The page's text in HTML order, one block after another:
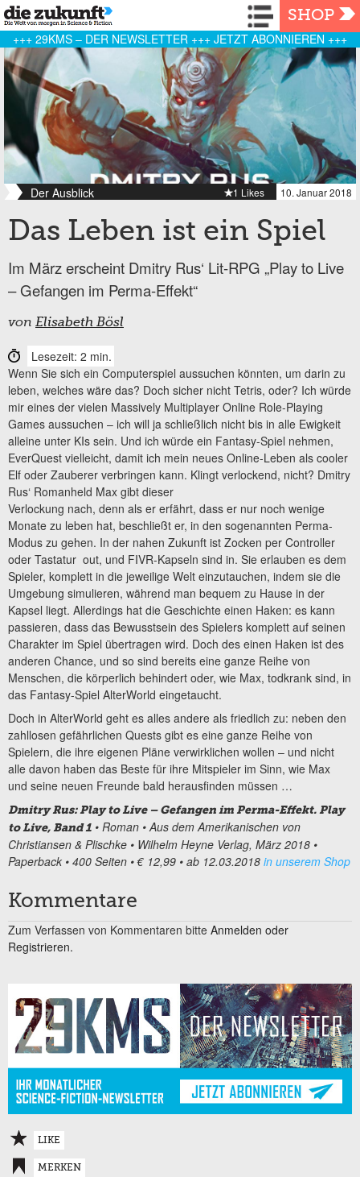
Navigation
SHOP
+++ 29KMS – DER NEWSLETTER +++ JETZT ABONNIEREN +++
Der Ausblick 10. Januar 2018
1 Likes
Das Leben ist ein Spiel
Im März erscheint Dmitry Rus‘ Lit-RPG „Play to Live
– Gefangen im Perma-Effekt“
von Elisabeth Bösl
Lesezeit: 2 min.
Wenn Sie sich ein Computerspiel aussuchen könnten, um darin zu
leben, welches wäre das? Doch sicher nicht Tetris, oder? Ich würde
mir eines der vielen Massively Multiplayer Online Role-Playing
Games aussuchen – ich will ja schließlich nicht bis in alle Ewigkeit
alleine unter KIs sein. Und ich würde ein Fantasy-Spiel nehmen,
EverQuest vielleicht, damit ich mein neues Online-Leben als cooler
Elf oder Zauberer verbringen kann. Klingt verlockend, nicht? Dmitry
Rus‘ Romanheld Max gibt dieser
Verlockung nach, denn als er erfährt, dass er nur noch wenige
Monate zu leben hat, beschließt er, in den sogenannten Perma-
Modus zu gehen. In der nahen Zukunft ist Zocken per Controller
oder Tastatur out, und FIVR-Kapseln sind in. Sie erlauben es dem
Spieler, komplett in die jeweilige Welt einzutauchen, indem sie die
Umgebung simulieren, während man bequem zu Hause in der
Kapsel liegt. Allerdings hat die Geschichte einen Haken: es kann
passieren, dass das Bewusstsein des Spielers komplett auf seinen
Charakter im Spiel übertragen wird. Doch des einen Haken ist des
anderen Chance, und so sind bereits eine ganze Reihe von
Menschen, die körperlich behindert oder, wie Max, todkrank sind, in
das Fantasy-Spiel AlterWorld eingetaucht.
Doch in AlterWorld geht es alles andere als friedlich zu: neben den
zahllosen gefährlichen Quests gibt es eine ganze Reihe von
Spielern, die ihre eigenen Pläne verwirklichen wollen – und nicht
alle davon haben das Beste für ihre Mitspieler im Sinn, wie Max
und seine neuen Freunde bald herausfinden müssen …
Dmitry Rus: Play to Live – Gefangen im Perma-Effekt.Play
to Live, Band 1 • Roman • Aus dem Amerikanischen von
Christiansen & Plischke • Wilhelm Heyne Verlag, März 2018 •
Paperback • 400 Seiten • € 12,99 • ab 12.03.2018 in unserem Shop
Kommentare
Zum Verfassen von Kommentaren bitte Anmelden oder
Registrieren.
LIKE
MERKEN